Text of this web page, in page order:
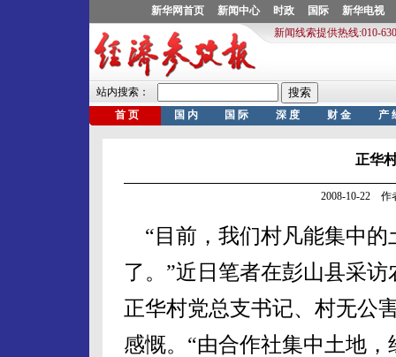
正华
2008-10-22 作
“目前，我们村凡能集中的
了。”近日笔者在彭山县采
正华村党总支书记、村无公
感慨。“由合作社集中土地